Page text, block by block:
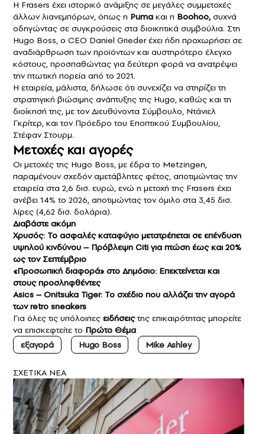
Η Frasers έχει ιστορικό ανάμιξης σε μεγάλες συμμετοχές
άλλων λιανεμπόρων, όπως η Puma και η Boohoo,συχνά
οδηγώντας σε συγκρούσεις στα διοικητικά συμβούλια. Στη
Hugo Boss, ο CEO Daniel Grieder έχει ήδη προχωρήσει σε
αναδιάρθρωση των προϊόντων και αυστηρότερο έλεγχο
κόστους, προσπαθώντας για δεύτερη φορά να ανατρέψει
την πτωτική πορεία από το 2021.
Η εταιρεία, μάλιστα, δήλωσε ότι συνεχίζει να στηρίζει τη
στρατηγική βιώσιμης ανάπτυξης της Hugo, καθώς και τη
διοίκησή της, με τον Διευθύνοντα Σύμβουλο, Ντάνιελ
Γκρίτερ, και τον Πρόεδρο του Εποπτικού Συμβουλίου,
Στέφαν Στουρμ.
Μετοχές και αγορές
Οι μετοχές της Hugo Boss, με έδρα το Metzingen,
παραμένουν σχεδόν αμετάβλητες φέτος, αποτιμώντας την
εταιρεία στα 2,6 δισ. ευρώ, ενώ η μετοχή της Frasers έχει
ανέβει 14% το 2026, αποτιμώντας τον όμιλο στα 3,45 δισ.
λίρες (4,62 δισ. δολάρια).
Διαβάστε ακόμη
Χρυσός: Το ασφαλές καταφύγιο μετατρέπεται σε επένδυση
υψηλού κινδύνου – Πρόβλεψη Citi για πτώση έως και 20%
ως τον Σεπτέμβριο
«Προσωπική διαφορά» στο Δημόσιο: Επεκτείνεται και
στους προσληφθέντες
Asics – Onitsuka Tiger: Το σχέδιο που αλλάζει την αγορά
των retro sneakers
Για όλες τις υπόλοιπες ειδήσειςτης επικαιρότητας μπορείτε
να επισκεφτείτε το Πρώτο Θέμα
εξαγορά
Hugo Boss Mike Ashley
ΣXETIKA NEA